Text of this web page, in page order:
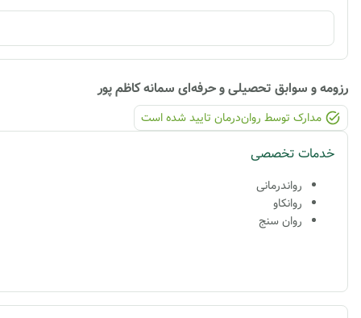
رزومه و سوابق تحصیلی و حرفه‌ای سمانه کاظم پور
مدارک توسط روان‌درمان تایید شده ‌است
خدمات تخصصی
رواندرمانی
روانکاو
روان سنج